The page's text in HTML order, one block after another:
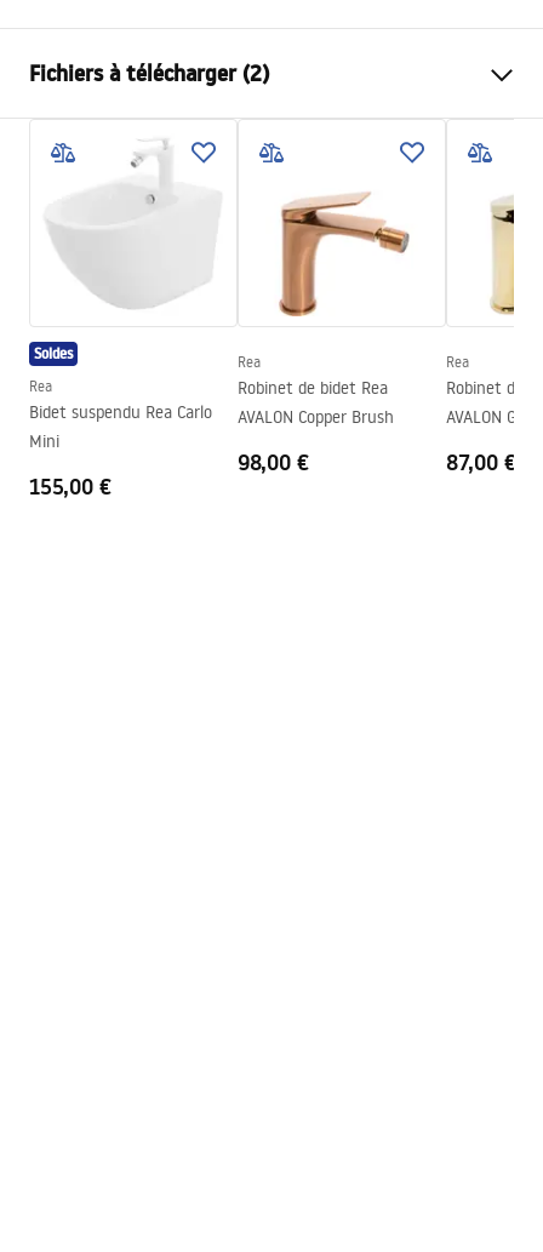
Méthode de montage
Couleur
Noir
Type de bec
Orientable
Laiton
Portée du bec
mm
Hauteur
Electroplating
Diamètre de raccordement
Fichiers à télécharger (2)
Instructions de montage
Faucet.pdf
Warranty_Terms_and_Conditions_Faucets_-_5.pdf
Soldes
Rea
Bidet suspendu Rea Carlo
Mini
155,00 €
Rea
Robinet de bidet Rea
AVALON Copper Brush
98,00 €
Rea
Robinet de
AVALON Gold
87,00 €